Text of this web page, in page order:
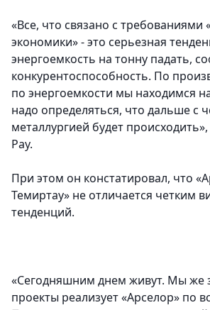
«Все, что связано с требованиями
экономики» - это серьезная
энергоемкость на тонну падать,
конкурентоспособность. По
по энергоемкости мы находимся
надо определяться, что дальше с
металлургией будет
Рау.
При этом он констатировал, что
Темиртау» не отличается четким
тенденций.
«Сегодняшним днем живут. Мы же
проекты реализует «Арселор» по